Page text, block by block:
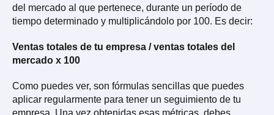
del mercado al que pertenece, durante un período de
tiempo determinado y multiplicándolo por 100. Es decir:
Ventas totales de tu empresa / ventas totales del
mercado x 100
Como puedes ver, son fórmulas sencillas que puedes
aplicar regularmente para tener un seguimiento de tu
empresa. Una vez obtenidas esas métricas, debes